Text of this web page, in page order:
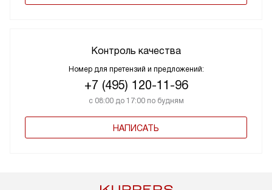
Контроль качества
Номер для претензий и предложений:
+7 (495) 120-11-96
с 08:00 до 17:00 по будням
НАПИСАТЬ